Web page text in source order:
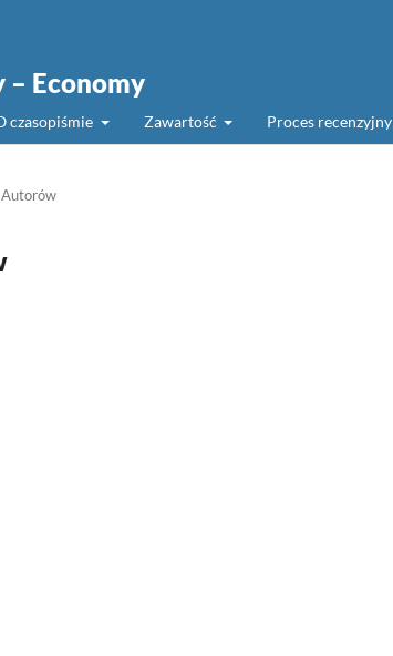
– Economy
czasopiśmie Zawartość Proces recenzyjny